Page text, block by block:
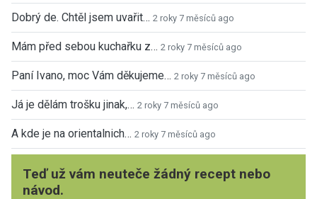
Dobrý de. Chtěl jsem uvařit… 2 roky 7 měsíců ago
Mám před sebou kuchařku z… 2 roky 7 měsíců ago
Paní Ivano, moc Vám děkujeme… 2 roky 7 měsíců ago
Já je dělám trošku jinak,… 2 roky 7 měsíců ago
A kde je na orientalnich… 2 roky 7 měsíců ago
Teď už vám neuteče žádný recept nebo
návod.